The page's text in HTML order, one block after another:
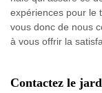
expériences pour le
vous donc de nous
à vous offrir la
Contactez le